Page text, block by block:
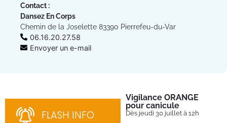
Contact :
Dansez En Corps
Chemin de la Joselette 83390 Pierrefeu-du-Var
06.16.20.27.58
Envoyer un e-mail
FLASH INFO
Vigilance ORANGE
pour canicule
Dès jeudi 30 juillet à 12h